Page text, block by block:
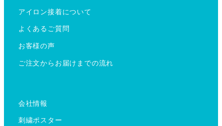
アイロン接着について
よくあるご質問
お客様の声
ご注文からお届けまでの流れ
会社情報
刺繍ポスター